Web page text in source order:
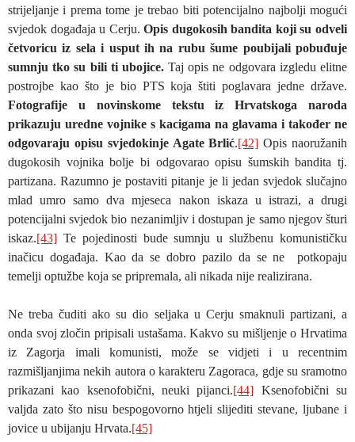
strijeljanje i prema tome je trebao biti potencijalno najbolji mogući
svjedok događaja u Cerju.Opis dugokosih bandita koji su odveli
četvoricu iz sela i usput ih na rubu šume poubijali pobuđuje
sumnju tko su bili ti ubojice.Taj opis ne odgovara izgledu elitne
postrojbe kao što je bio PTS koja štiti poglavara jedne države.
Fotografije u novinskome tekstu iz Hrvatskoga naroda
prikazuju uredne vojnike s kacigama na glavama i također ne
odgovaraju opisu svjedokinje Agate Brlić.[42] Opis naoružanih
dugokosih vojnika bolje bi odgovarao opisu šumskih bandita tj.
partizana. Razumno je postaviti pitanje je li jedan svjedok slučajno
mlad umro samo dva mjeseca nakon iskaza u istrazi, a drugi
potencijalni svjedok bio nezanimljiv i dostupan je samo njegov šturi
iskaz.[43] Te pojedinosti bude sumnju u službenu komunističku
inačicu događaja. Kao da se dobro pazilo da se ne potkopaju
temelji optužbe koja se pripremala, ali nikada nije realizirana.
Ne treba čuditi ako su dio seljaka u Cerju smaknuli partizani, a
onda svoj zločin pripisali ustašama. Kakvo su mišljenje o Hrvatima
iz Zagorja imali komunisti, može se vidjeti i u recentnim
razmišljanjima nekih autora o karakteru Zagoraca, gdje su sramotno
prikazani kao ksenofobični, neuki pijanci.[44] Ksenofobični su
valjda zato što nisu bespogovorno htjeli slijediti stevane, ljubane i
jovice u ubijanju Hrvata.[45]